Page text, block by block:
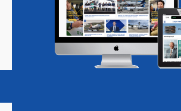
Magazine Podcasts